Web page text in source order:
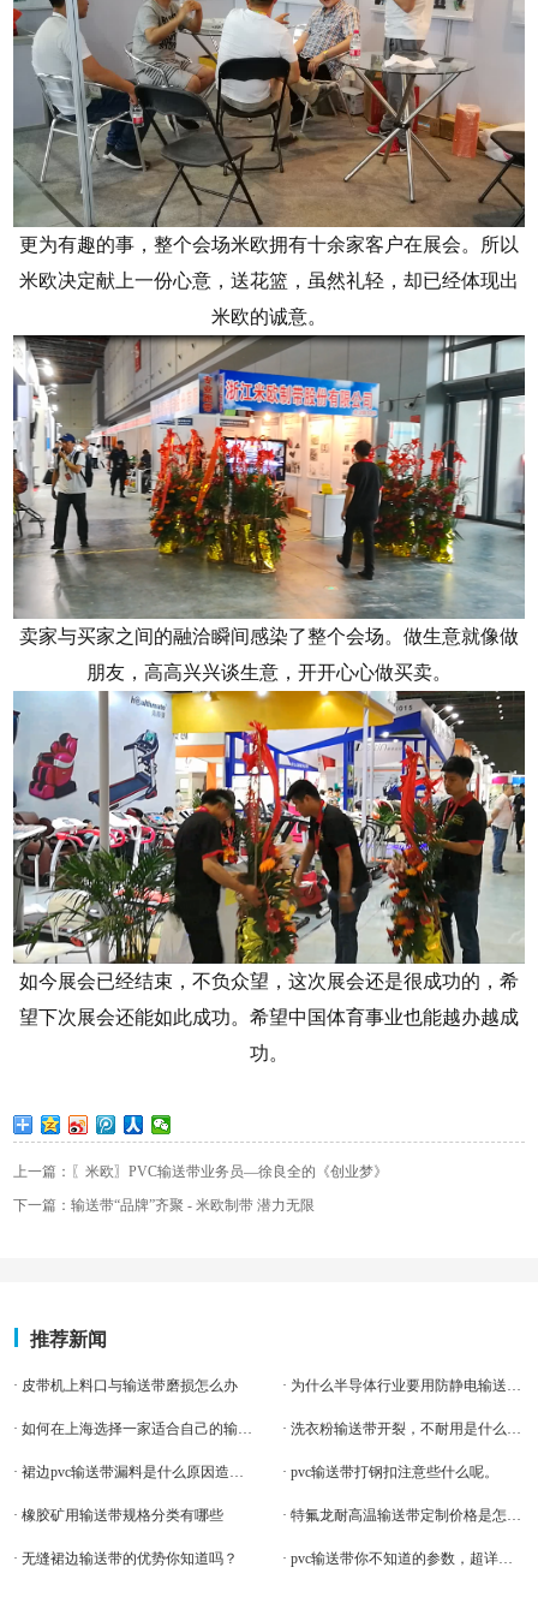
更为有趣的事，整个会场米欧拥有十余家客户在展会。所以
米欧决定献上一份心意，送花篮，虽然礼轻，却已经体现出
米欧的诚意。
卖家与买家之间的融洽瞬间感染了整个会场。做生意就像做
朋友，高高兴兴谈生意，开开心心做买卖。
如今展会已经结束，不负众望，这次展会还是很成功的，希
望下次展会还能如此成功。希望中国体育事业也能越办越成
功。
上一篇：〖米欧〗PVC输送带业务员—徐良全的《创业梦》
下一篇：输送带“品牌”齐聚 - 米欧制带 潜力无限
推荐新闻
· 皮带机上料口与输送带磨损怎么办
· pvc输送带打钢扣注意些什么呢。
· 橡胶矿用输送带规格分类有哪些
· 无缝裙边输送带的优势你知道吗？